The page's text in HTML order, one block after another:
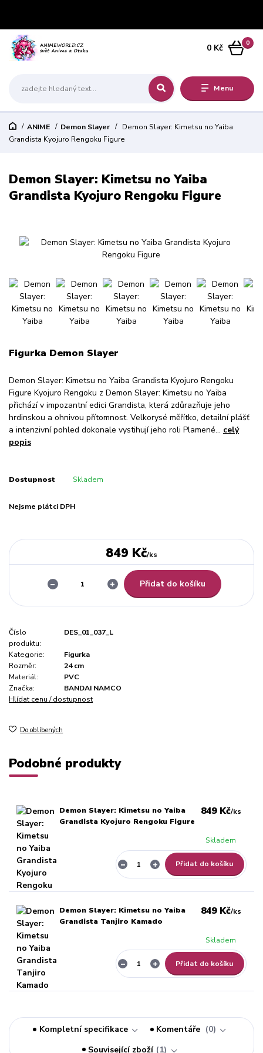
Menu
0
0 Kč
ANIME Demon Slayer
Demon Slayer: Kimetsu no Yaiba
Grandista Kyojuro Rengoku Figure
Demon Slayer: Kimetsu no Yaiba
Grandista Kyojuro Rengoku Figure
Figurka Demon Slayer
Demon Slayer: Kimetsu no Yaiba Grandista Kyojuro Rengoku
Figure Kyojuro Rengoku z Demon Slayer: Kimetsu no Yaiba
přichází v impozantní edici Grandista, která zdůrazňuje jeho
hrdinskou a ohnivou přítomnost. Velkorysé měřítko, detailní plášť
a intenzivní pohled dokonale vystihují jeho roli Plamené... celý
popis
Dostupnost Skladem
Nejsme plátci DPH
849 Kč/ks
Přidat do košíku
Číslo
produktu:
DES_01_037_L
Kategorie:
Figurka
Rozměr:
24 cm
Materiál:
PVC
Značka:
BANDAI NAMCO
Hlídat cenu / dostupnost
Do oblíbených
Podobné produkty
Demon Slayer: Kimetsu no Yaiba
Grandista Kyojuro Rengoku Figure
849 Kč/ks
Skladem
Přidat do košíku
Demon Slayer: Kimetsu no Yaiba
Grandista Tanjiro Kamado
849 Kč/ks
Skladem
Přidat do košíku
Kompletní specifikace Komentáře
0
Související zboží
1